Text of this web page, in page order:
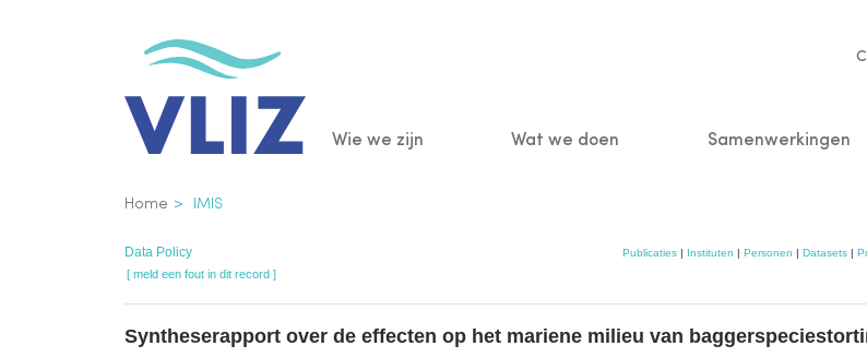
Main
Wie we zijn Wat we doen Samenwerkingen
Kruimelpad
Home IMIS
Data Policy Publicaties| Instituten | Personen | Datasets|
[ meld een fout in dit record ]
Syntheserapport over de effecten op het mariene milieu van